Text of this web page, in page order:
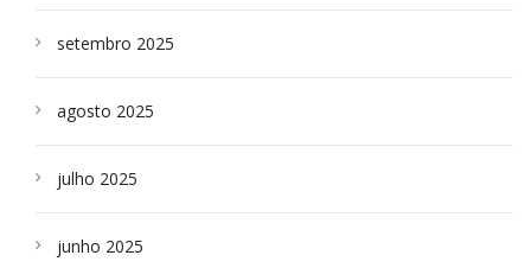
setembro 2025
agosto 2025
julho 2025
junho 2025